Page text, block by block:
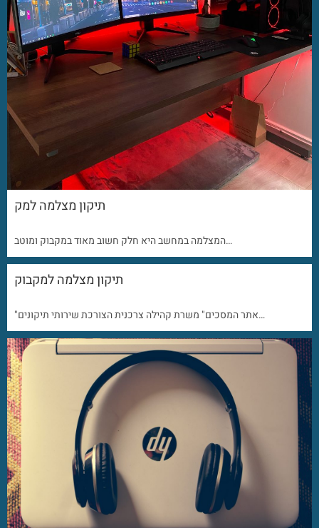
תיקון מצלמה למק
המצלמה במחשב היא חלק חשוב מאוד במקבוק ומוטב…
תיקון מצלמה למקבוק
"אתר המסכים" משרת קהילה צרכנית הצורכת שירותי תיקונים…